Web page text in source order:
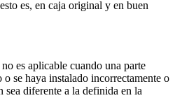
es, en caja original y en buen
es aplicable cuando una parte
o se haya instalado incorrectamente o
diferente a la definida en la